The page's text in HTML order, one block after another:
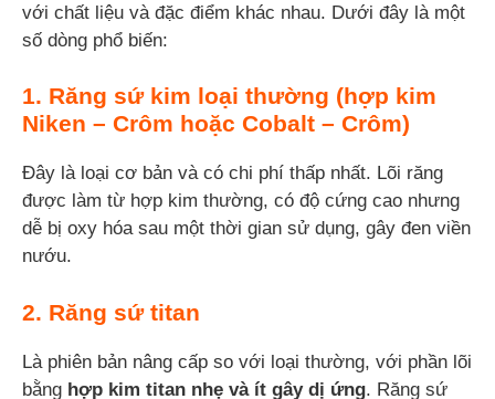
với chất liệu và đặc điểm khác nhau. Dưới đây là một
số dòng phổ biến:
1. Răng sứ kim loại thường (hợp kim
Niken – Crôm hoặc Cobalt – Crôm)
Đây là loại cơ bản và có chi phí thấp nhất. Lõi răng
được làm từ hợp kim thường, có độ cứng cao nhưng
dễ bị oxy hóa sau một thời gian sử dụng, gây đen viền
nướu.
2. Răng sứ titan
Là phiên bản nâng cấp so với loại thường, với phần lõi
bằng hợp kim titan nhẹ và ít gây dị ứng. Răng sứ